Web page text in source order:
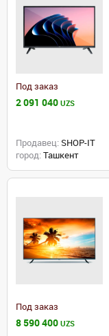
Под заказ
2 091 040 UZS
Продавец: SHOP-IT
город: Ташкент
Под заказ
8 590 400 UZS